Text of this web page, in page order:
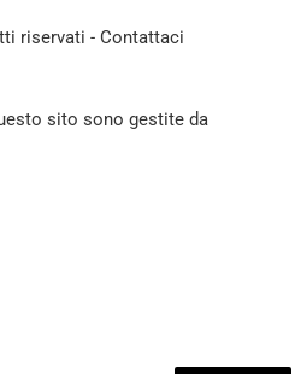
riservati - Contattaci
sito sono gestite da